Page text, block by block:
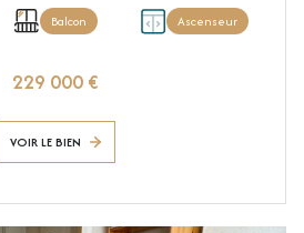
Balcon Ascenseur
229 000 €
VOIR LE BIEN